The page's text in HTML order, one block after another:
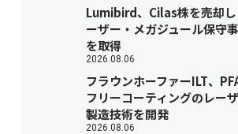
Lumibird、Cilas株を売却し
ーザー・メガジュール保守
を取得
2026.08.06
フラウンホーファーILT、
フリーコーティングのレー
製造技術を開発
2026.08.06